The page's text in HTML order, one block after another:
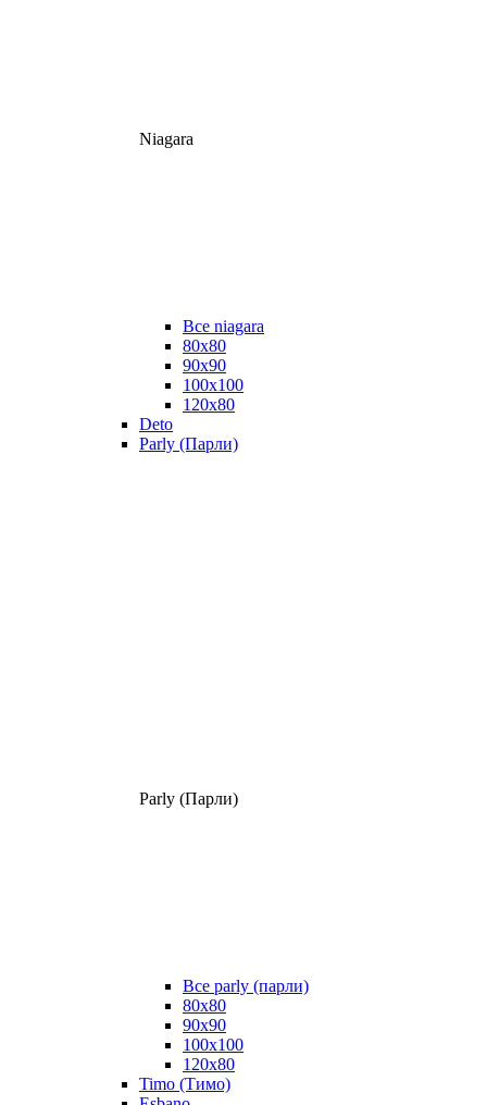
Niagara
Все niagara
80x80
90x90
100x100
120x80
Deto
Parly (Парли)
Parly (Парли)
Все parly (парли)
80x80
90x90
100x100
120x80
Timo (Тимо)